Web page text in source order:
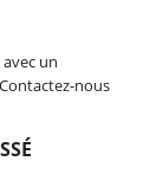
un
nous